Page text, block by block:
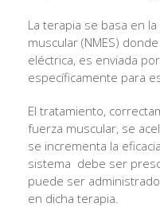
La terapia se basa en
muscular (NMES)
eléctrica, es enviada
específicamente para
El tratamiento,
fuerza muscular, se
se incrementa la
sistema debe ser
puede ser
en dicha terapia.